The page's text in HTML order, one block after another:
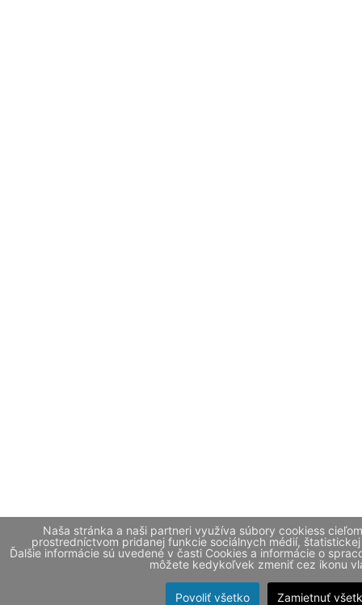
Naša stránka a naši partneri využíva súbory cookiess
prostredníctvom pridanej funkcie sociálnych médií,
Ďalšie informácie sú uvedené v časti Cookies a informácie o
môžete kedykoľvek zmeniť cez ikonu
Povoliť všetko Zamietnuť